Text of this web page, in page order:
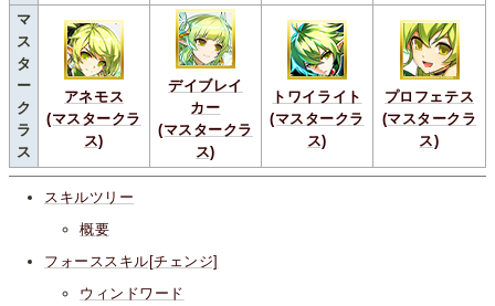
マ
ス
タ
ー
ク
ラ
ス
アネモス
(マスタークラ
ス)
デイブレイ
カー
(マスタークラ
ス)
トワイライト
(マスタークラ
ス)
プロフェテス
(マスタークラ
ス)
スキルツリー
概要
フォーススキル[チェンジ]
ウィンドワード